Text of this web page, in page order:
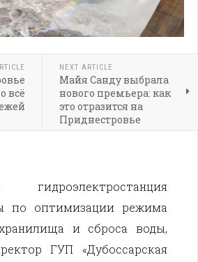
всё
NEXT ARTICLE
Майя Санду выбрала
нового премьера: как
это отразится на
Приднестровье
гидроэлектростанция
по оптимизации режима
и сброса воды,
ГУП «Дубоссарская